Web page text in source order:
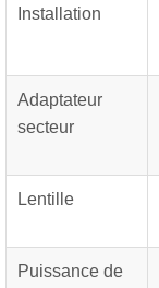
Installation
Adaptateur
secteur
Lentille
Puissance de